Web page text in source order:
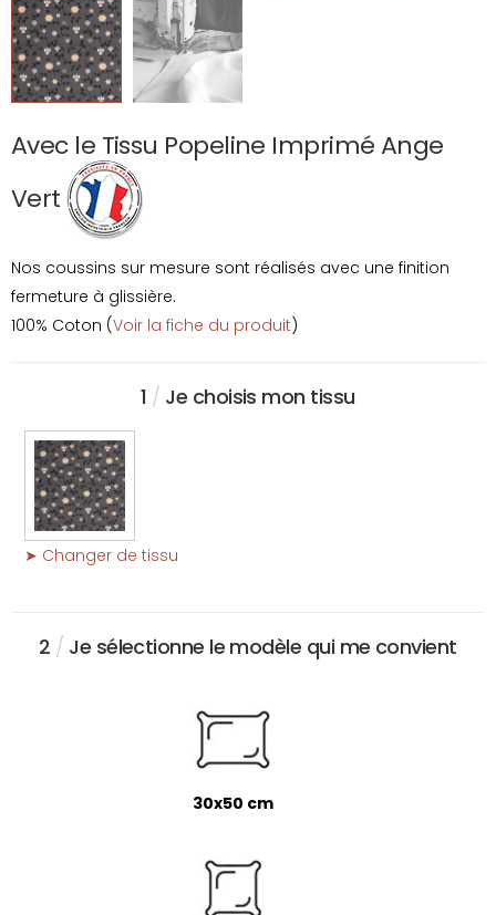
Avec le Tissu Popeline Imprimé Ange
Vert
Nos coussins sur mesure sont réalisés avec une finition
fermeture à glissière.
100% Coton (Voir la fiche du produit)
1 / Je choisis mon tissu
➤ Changer de tissu
2 / Je sélectionne le modèle qui me convient
30x50 cm